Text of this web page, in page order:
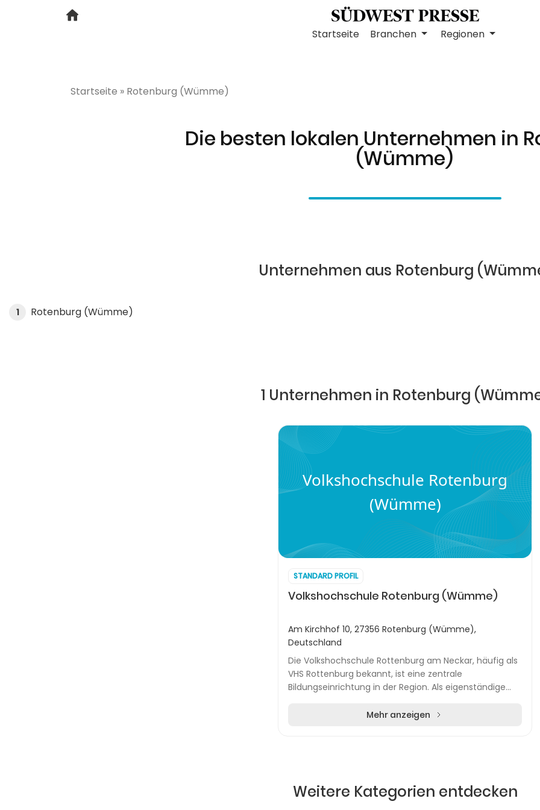
Startseite Branchen Regionen
Startseite » Rotenburg (Wümme)
Die besten lokalen Unternehmen in
(Wümme)
Unternehmen aus Rotenburg
1 Rotenburg (Wümme)
1 Unternehmen in Rotenburg
Volkshochschule Rotenburg
(Wümme)
STANDARD PROFIL
Volkshochschule Rotenburg (Wümme)
Am Kirchhof 10, 27356 Rotenburg (Wümme),
Deutschland
Die Volkshochschule Rottenburg am Neckar, häufig als
VHS Rottenburg bekannt, ist eine zentrale
Bildungseinrichtung in der Region. Als eigenständige
Mehr anzeigen
Weitere Kategorien entdecken